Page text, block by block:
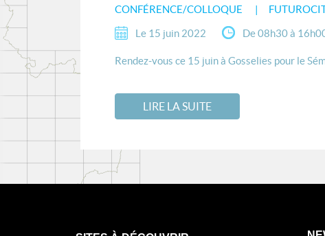
CONFÉRENCE/COLLOQUE
Le 15 juin 2022 De 08h30 à
Rendez-vous ce 15 juin à Gosselies pour le
LIRE LA SUITE